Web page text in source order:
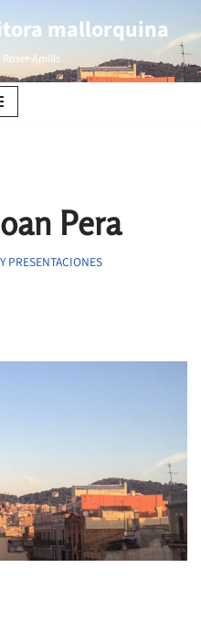
mallorquina
Amills
Pera
PRESENTACIONES